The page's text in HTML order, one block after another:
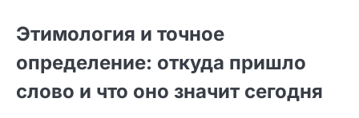
Этимология и точное
определение: откуда пришло
слово и что оно значит сегодня